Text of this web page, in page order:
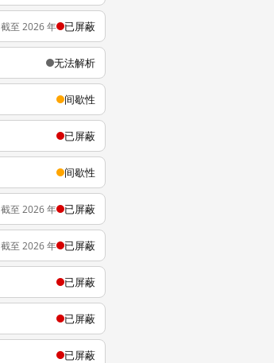
截至 2026 年 已屏蔽
无法解析
间歇性
已屏蔽
间歇性
截至 2026 年 已屏蔽
截至 2026 年 已屏蔽
已屏蔽
已屏蔽
已屏蔽